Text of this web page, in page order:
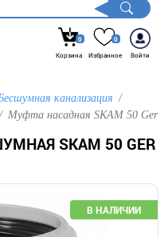
0
Корзина
0
Избранное
Войти
канализация
Муфта насадная SKAM 50 Ger
SKAM 50 GER